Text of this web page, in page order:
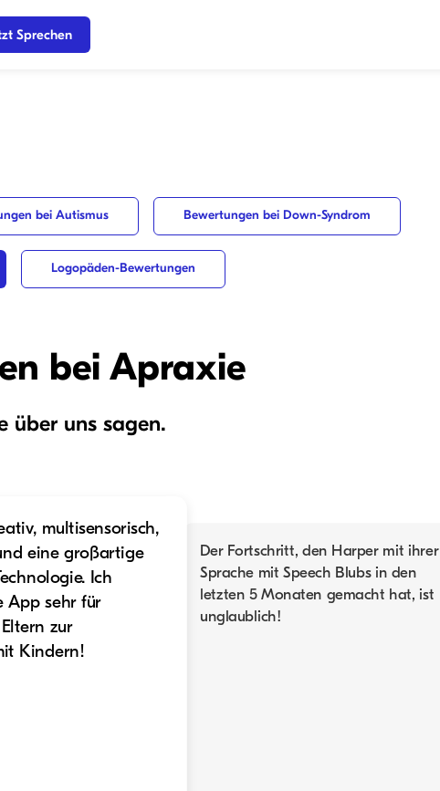
Sprechen
bei Autismus Bewertungen bei Down-Syndrom
Logopäden-Bewertungen
bei Apraxie
über uns sagen.
multisensorisch,
eine großartige
Ich
App sehr für
zur
Kindern!
Der Fortschritt, den Harper mit ihrer
Sprache mit Speech Blubs in den
letzten 5 Monaten gemacht hat, ist
unglaublich!